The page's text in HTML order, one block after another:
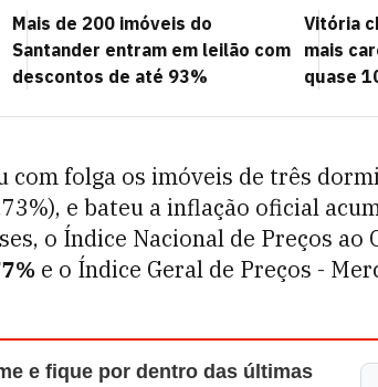
Mais de 200 imóveis do
Santander entram em leilão com
descontos de até 93%
Vitória
mais
quase
com folga os imóveis de três
e bateu a inflação oficial
o Índice Nacional de Preços ao
e o Índice Geral de Preços -
e fique por dentro das últimas